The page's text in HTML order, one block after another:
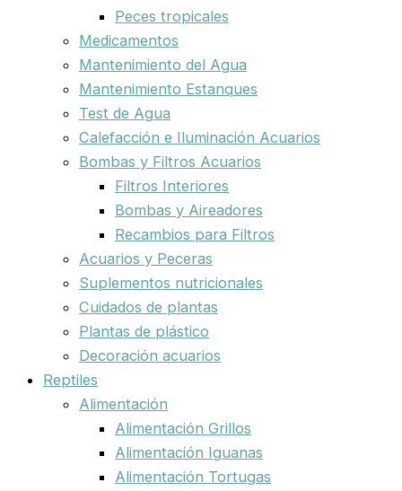
Peces tropicales
Medicamentos
Mantenimiento del Agua
Mantenimiento Estanques
Test de Agua
Calefacción e Iluminación Acuarios
Bombas y Filtros Acuarios
Filtros Interiores
Bombas y Aireadores
Recambios para Filtros
Acuarios y Peceras
Suplementos nutricionales
Cuidados de plantas
Plantas de plástico
Decoración acuarios
Reptiles
Alimentación
Alimentación Grillos
Alimentación Iguanas
Alimentación Tortugas